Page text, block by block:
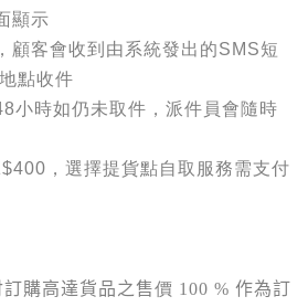
顯示
顧客會收到由系統發出的SMS短
點收件
小時如仍未取件，派件員會隨時
，選擇提貨點自取服務需支付
購高達貨品之售價 100 % 作為訂